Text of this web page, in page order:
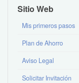
Sitio Web
Mis primeros pasos
Plan de Ahorro
Aviso Legal
Solicitar Invitación